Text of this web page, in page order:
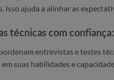
ajuda a alinhar as
técnicas com confiança:
entrevistas e testes
suas habilidades e